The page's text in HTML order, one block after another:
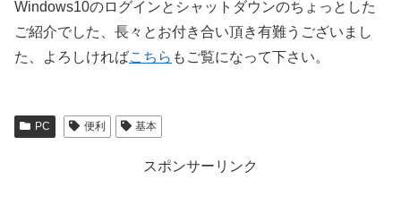
Windows10のログインとシャットダウンのちょっとした
ご紹介でした、長々とお付き合い頂き有難うございまし
た、よろしければこちら もご覧になって下さい。
PC 便利 基本
スポンサーリンク